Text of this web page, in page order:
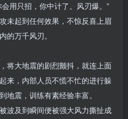
用只招，你中计了。风刃爆。”
未起到任何效果，不惊反喜上眉
的万千风刃。
将大地震的剧烈颤抖，就连上面
来，内部人员不慌不忙的进行躲
地震，训练有素经验丰富。
波及到瞬间便被强大风力撕扯成